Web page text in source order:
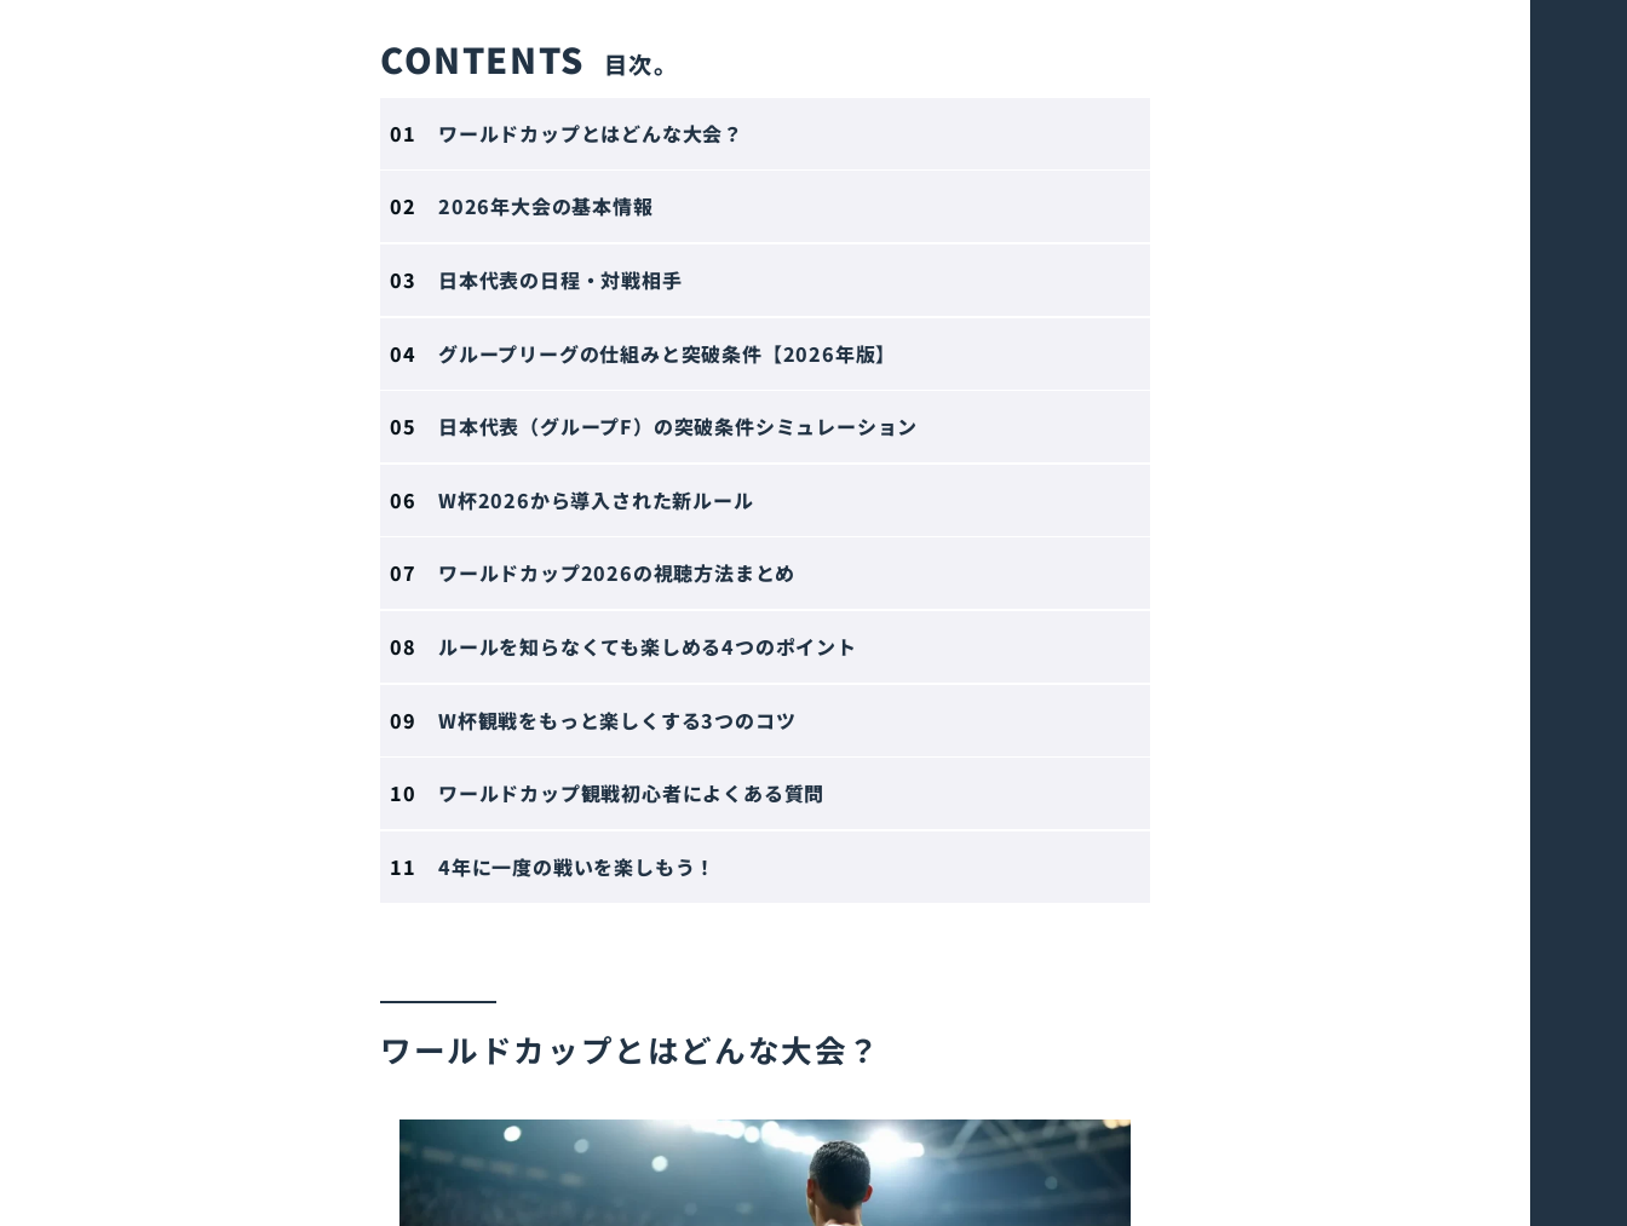
CONTENTS
ワールドカップとはどんな大会？
2026年大会の基本情報
日本代表の日程・対戦相手
グループリーグの仕組みと突破条件【2026年版】
日本代表（グループF）の突破条件シミュレーション
W杯2026から導入された新ルール
ワールドカップ2026の視聴方法まとめ
ルールを知らなくても楽しめる4つのポイント
W杯観戦をもっと楽しくする3つのコツ
ワールドカップ観戦初心者によくある質問
4年に一度の戦いを楽しもう！
ワールドカップとはどんな大会？